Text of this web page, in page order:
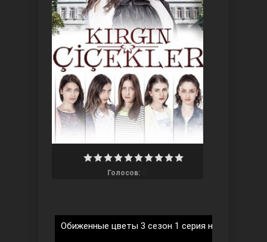
Три сестры
Голосов:
Обиженные цветы 3 сезон 1 серия на русском